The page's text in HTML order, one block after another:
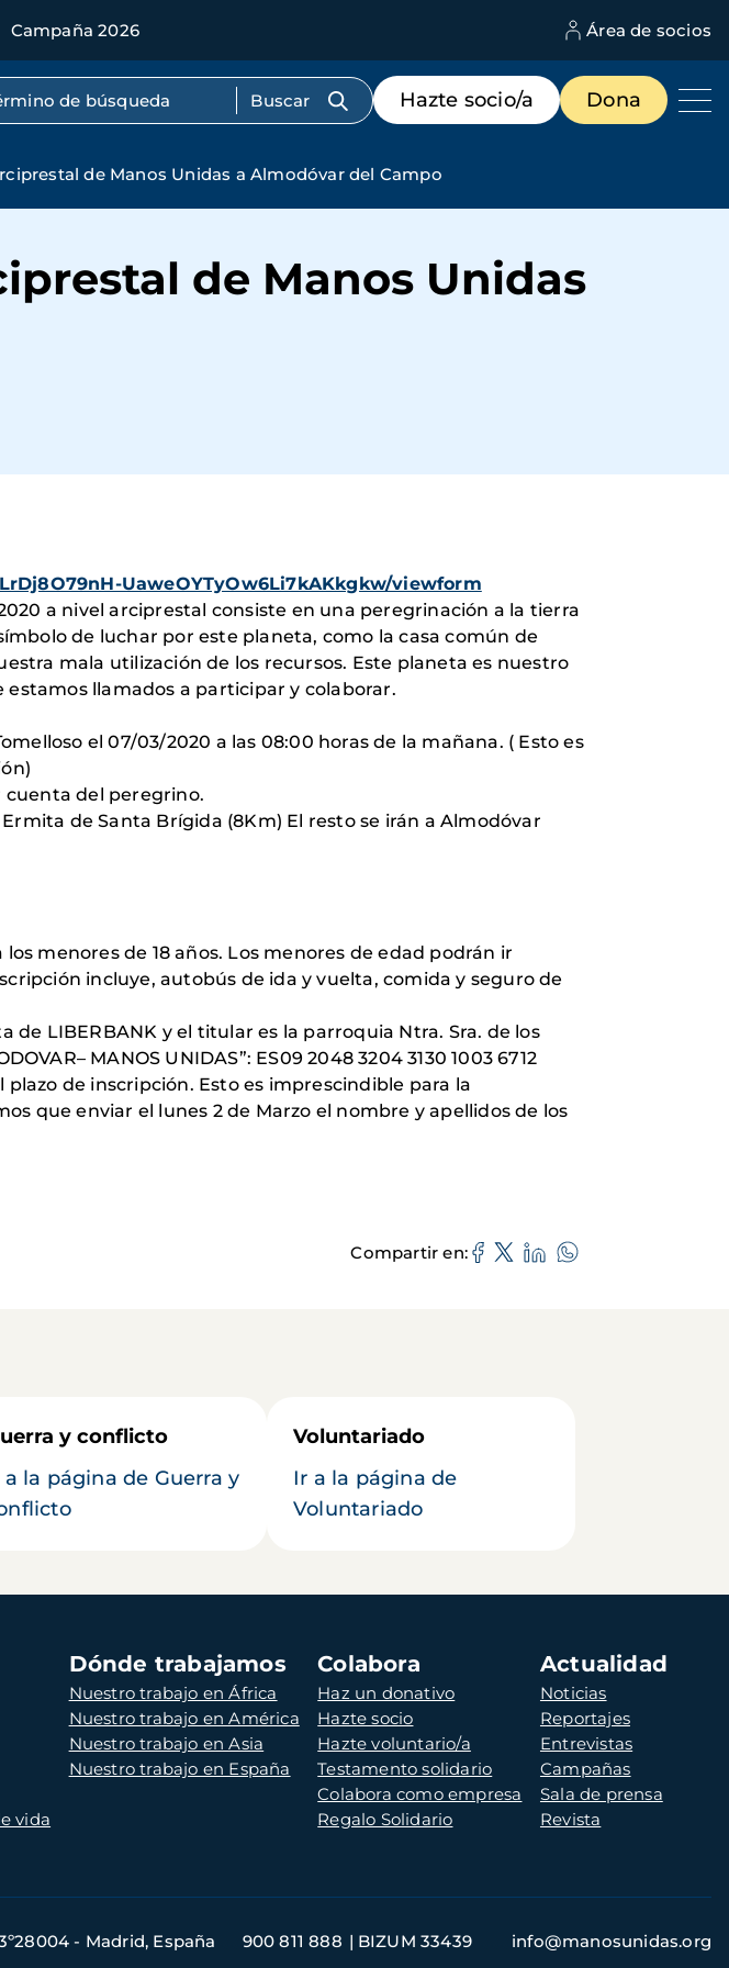
Campaña 2026 Área de socios
texto completo
Menú
de
destacados
Hazte socio/a Dona
de Manos Unidas a Almodóvar del Campo
de Manos Unidas
UaweOYTyOw6Li7kAKkgkw/viewform
a nivel arciprestal consiste en una peregrinación a la tierra
de luchar por este planeta, como la casa común de
mala utilización de los recursos. Este planeta es nuestro
llamados a participar y colaborar.
el 07/03/2020 a las 08:00 horas de la mañana. ( Esto es
cuenta del peregrino.
de Santa Brígida (8Km) El resto se irán a Almodóvar
menores de 18 años. Los menores de edad podrán ir
incluye, autobús de ida y vuelta, comida y seguro de
LIBERBANK y el titular es la parroquia Ntra. Sra. de los
MANOS UNIDAS”: ES09 2048 3204 3130 1003 6712
de inscripción. Esto es imprescindible para la
que enviar el lunes 2 de Marzo el nombre y apellidos de los
Compartir en
y conflicto
a la página de Guerra y
Voluntariado
Ir a la página de
Voluntariado
vida
Dónde trabajamos
Nuestro trabajo en África
Nuestro trabajo en América
Nuestro trabajo en Asia
Nuestro trabajo en España
Colabora
Haz un donativo
Hazte socio
Hazte voluntario/a
Testamento solidario
Colabora como empresa
Regalo Solidario
Actualidad
Noticias
Reportajes
Entrevistas
Campañas
Sala de prensa
Revista
- Madrid, España 900 811 888 BIZUM 33439 info@manosunidas.org